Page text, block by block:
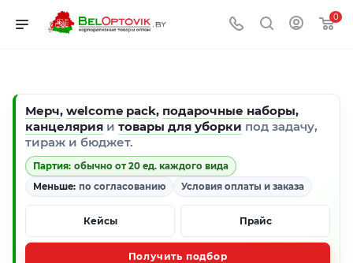
0
Мерч, welcome pack, подарочные наборы,
канцелярия и товары для уборки под задачу,
тираж и бюджет.
Партия: обычно от 20 ед. каждого вида
Меньше: по согласованию Условия оплаты и заказа
Кейсы Прайс
Получить подбор